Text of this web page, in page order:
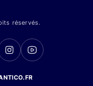
réservés.